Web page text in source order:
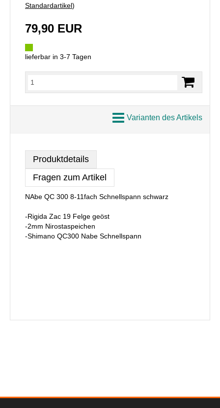
Standardartikel)
79,90 EUR
lieferbar in 3-7 Tagen
Varianten des Artikels
Produktdetails
Fragen zum Artikel
NAbe QC 300 8-11fach Schnellspann schwarz
-Rigida Zac 19 Felge geöst
-2mm Nirostaspeichen
-Shimano QC300 Nabe Schnellspann